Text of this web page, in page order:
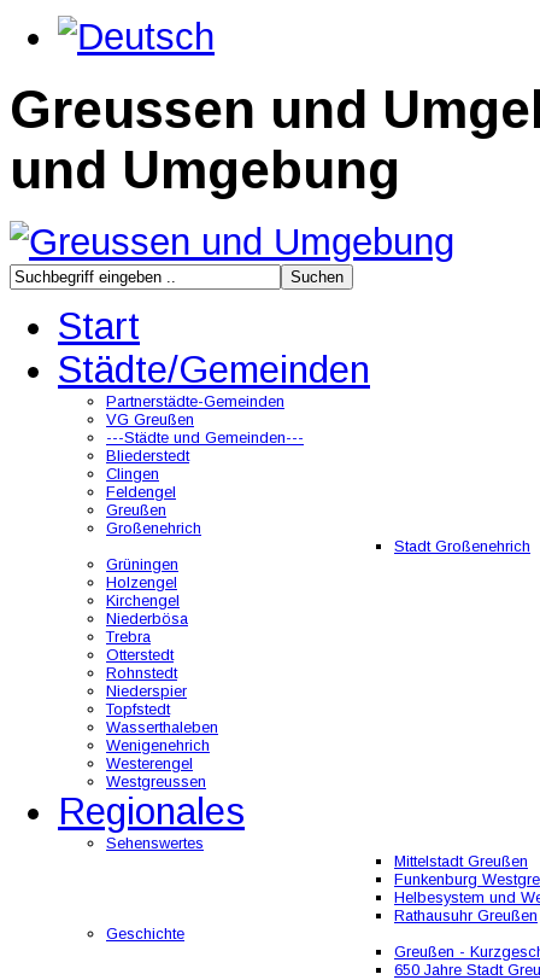
Greussen und
und Umgebung
Start
Städte/Gemeinden
Partnerstädte-Gemeinden
VG Greußen
---Städte und Gemeinden---
Bliederstedt
Clingen
Feldengel
Greußen
Großenehrich
Stadt Großenehrich
Grüningen
Holzengel
Kirchengel
Niederbösa
Trebra
Otterstedt
Rohnstedt
Niederspier
Topfstedt
Wasserthaleben
Wenigenehrich
Westerengel
Westgreussen
Regionales
Sehenswertes
Mittelstadt Greußen
Funkenburg
Helbesystem und
Rathausuhr Greußen
Geschichte
Greußen -
650 Jahre Stadt